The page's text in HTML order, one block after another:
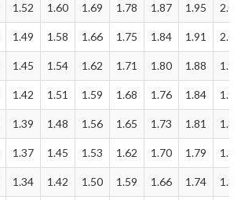
1.52 1.60 1.69 1.78 1.87 1.95 2.04
1.49 1.58 1.66 1.75 1.84 1.91 2.00
1.45 1.54 1.62 1.71 1.80 1.88 1.96
1.42 1.51 1.59 1.68 1.76 1.84 1.92
1.39 1.48 1.56 1.65 1.73 1.81 1.89
1.37 1.45 1.53 1.62 1.70 1.79 1.86
1.34 1.42 1.50 1.59 1.66 1.74 1.82